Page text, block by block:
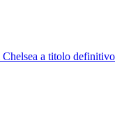
a titolo definitivo